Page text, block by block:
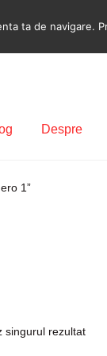
Despre
Casetofon
1”
singurul rezultat
ta de navigare.